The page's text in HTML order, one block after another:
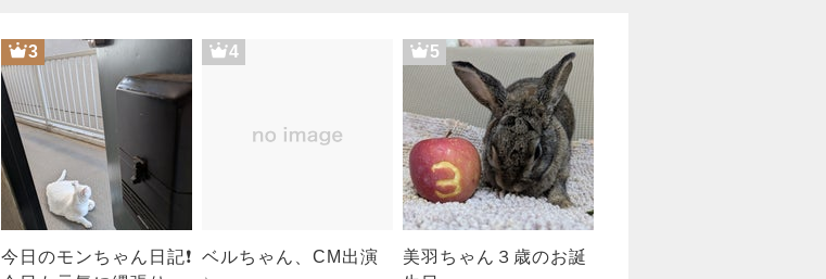
3
今日のモンちゃん日記❗
4
ベルちゃん、CM出演
5
美羽ちゃん３歳のお誕